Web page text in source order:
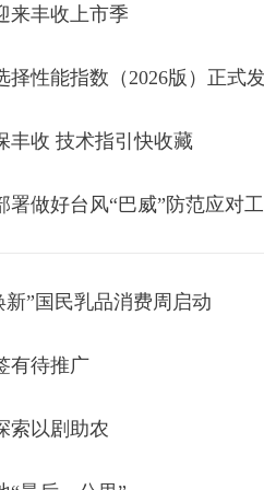
来丰收上市季
择性能指数（2026版）正式
丰收 技术指引快收藏
署做好台风“巴威”防范应对
新”国民乳品消费周启动
有待推广
索以剧助农